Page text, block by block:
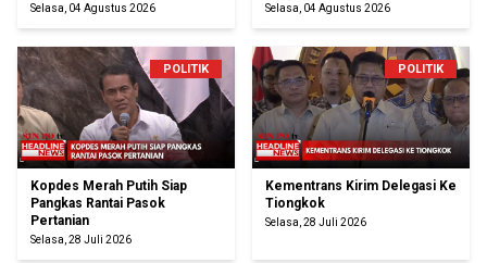
Selasa, 04 Agustus 2026 Selasa, 04 Agustus 2026
POLITIK
Kopdes Merah Putih Siap
Pangkas Rantai Pasok
Pertanian
Selasa, 28 Juli 2026
POLITIK
Kementrans Kirim Delegasi Ke
Tiongkok
Selasa, 28 Juli 2026